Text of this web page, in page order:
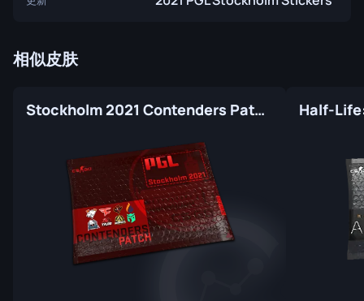
相似皮肤
Stockholm 2021 Contenders Patch Pack Half-